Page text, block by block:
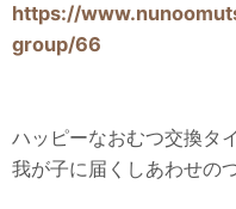
https://
group/66
ハッピーなおむつ交換タ
我が子に届くしあわせの